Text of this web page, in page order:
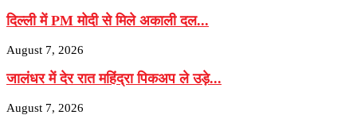
दिल्ली में PM मोदी से मिले अकाली दल...
August 7, 2026
जालंधर में देर रात महिंद्रा पिकअप ले उड़े...
August 7, 2026